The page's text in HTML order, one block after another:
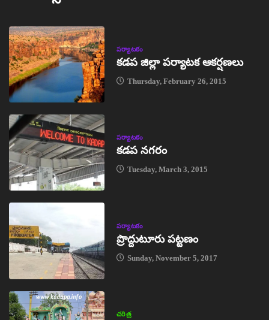
పర్యాటకం
కడప జిల్లా పర్యాటక ఆకర్షణలు
Thursday, February 26, 2015
పర్యాటకం
కడప నగరం
Tuesday, March 3, 2015
పర్యాటకం
ప్రొద్దుటూరు పట్టణం
Sunday, November 5, 2017
చరిత్ర